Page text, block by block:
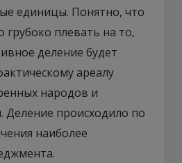
единицы. Понятно, что
плевать на то,
деление будет
ареалу
народов и
Деление происходило по
наиболее